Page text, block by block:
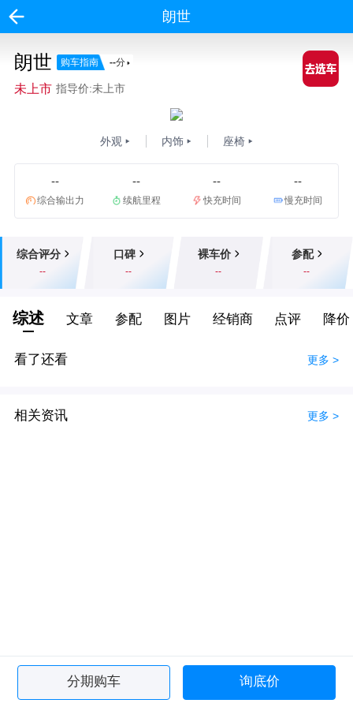
朗世
朗世 购车指南 --分
未上市 指导价:未上市
外观 内饰 座椅
--
综合输出力
--
续航里程
--
快充时间
--
慢充时间
综合评分
--
口碑
--
裸车价
--
参配
--
综述 文章 参配 图片 经销商 点评 降价
看了还看 更多 >
相关资讯 更多 >
分期购车 询底价